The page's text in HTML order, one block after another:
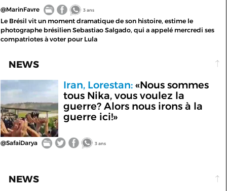
@MarinFavre 3 ans
Le Brésil vit un moment dramatique de son histoire, estime le
photographe brésilien Sebastiao Salgado, qui a appelé mercredi ses
compatriotes à voter pour Lula
NEWS
Iran, Lorestan:«Nous sommes
tous Nika, vous voulez la
guerre? Alors nous irons à la
guerre ici!»
@SafaiDarya 3 ans
NEWS